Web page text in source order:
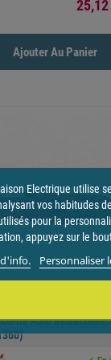
Prix
Ajouter Au Panier
Auto Rétractable
Electrique utilise
vos habitudes
pour la
appuyez sur le
Personnaliser